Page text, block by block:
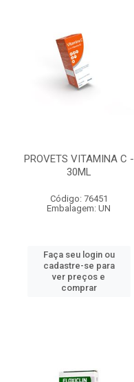
PROVETS VITAMINA C -
30ML
Código: 76451
Embalagem: UN
Faça seu login ou
cadastre-se para
ver preços e
comprar